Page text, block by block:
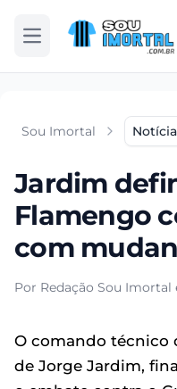
Abrir menu
Sou Imortal
Jardim
Flamengo
com
Por Redação Sou Imortal
O comando técnico
de Jorge Jardim,